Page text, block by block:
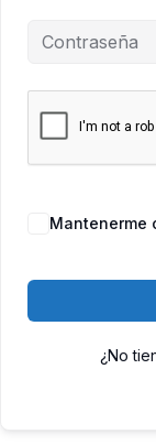
Mantenerme
¿No